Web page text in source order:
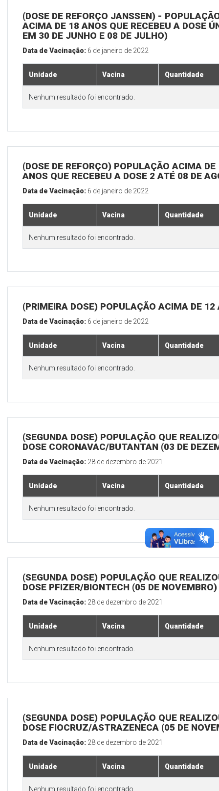
(DOSE DE REFORÇO JANSSEN) -
ACIMA DE 18 ANOS QUE RECEBEU A DOSE
EM 30 DE JUNHO E 08 DE JULHO)
Data de Vacinação: 6 de janeiro de 2022
Unidade Vacina Quantidade
Nenhum resultado foi encontrado.
(DOSE DE REFORÇO) POPULAÇÃO ACIMA DE
ANOS QUE RECEBEU A DOSE 2 ATÉ 08 DE
Data de Vacinação: 6 de janeiro de 2022
Unidade Vacina Quantidade
Nenhum resultado foi encontrado.
(PRIMEIRA DOSE) POPULAÇÃO ACIMA DE 12
Data de Vacinação: 6 de janeiro de 2022
Unidade Vacina Quantidade
Nenhum resultado foi encontrado.
(SEGUNDA DOSE) POPULAÇÃO QUE
DOSE CORONAVAC/BUTANTAN (03 DE
Data de Vacinação: 28 de dezembro de 2021
Unidade Vacina Quantidade
Nenhum resultado foi encontrado.
(SEGUNDA DOSE) POPULAÇÃO QUE
DOSE PFIZER/BIONTECH (05 DE NOVEMBRO)
Data de Vacinação: 28 de dezembro de 2021
Unidade Vacina Quantidade
Nenhum resultado foi encontrado.
(SEGUNDA DOSE) POPULAÇÃO QUE
DOSE FIOCRUZ/ASTRAZENECA (05 DE
Data de Vacinação: 28 de dezembro de 2021
Unidade Vacina Quantidade
Nenhum resultado foi encontrado.